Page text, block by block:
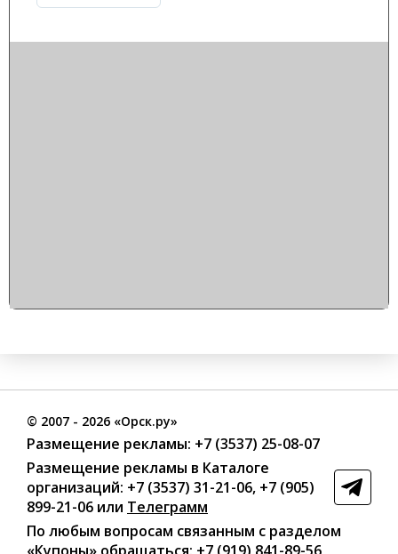
© 2007 - 2026 «Орск.ру»
Размещение рекламы: +7 (3537) 25-08-07
Размещение рекламы в Каталоге
организаций: +7 (3537) 31-21-06, +7 (905)
899-21-06 или Телеграмм
По любым вопросам связанным с разделом